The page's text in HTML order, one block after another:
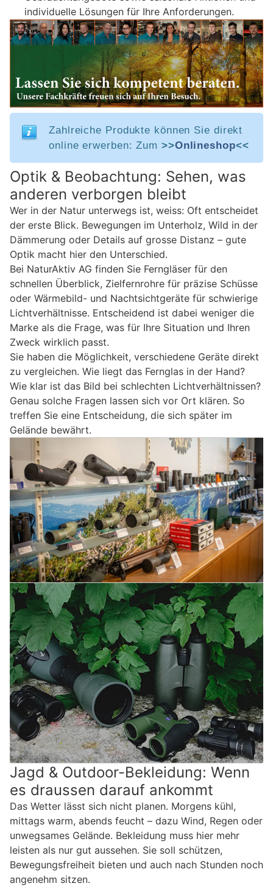
individuelle Lösungen für Ihre Anforderungen.
Zahlreiche Produkte können Sie direkt
online erwerben: Zum >>Onlineshop<<
Optik & Beobachtung: Sehen, was
anderen verborgen bleibt
Wer in der Natur unterwegs ist, weiss: Oft entscheidet
der erste Blick. Bewegungen im Unterholz, Wild in der
Dämmerung oder Details auf grosse Distanz – gute
Optik macht hier den Unterschied.
Bei NaturAktiv AG finden Sie Ferngläser für den
schnellen Überblick, Zielfernrohre für präzise Schüsse
oder Wärmebild- und Nachtsichtgeräte für schwierige
Lichtverhältnisse. Entscheidend ist dabei weniger die
Marke als die Frage, was für Ihre Situation und Ihren
Zweck wirklich passt.
Sie haben die Möglichkeit, verschiedene Geräte direkt
zu vergleichen. Wie liegt das Fernglas in der Hand?
Wie klar ist das Bild bei schlechten Lichtverhältnissen?
Genau solche Fragen lassen sich vor Ort klären. So
treffen Sie eine Entscheidung, die sich später im
Gelände bewährt.
Jagd & Outdoor-Bekleidung: Wenn
es draussen darauf ankommt
Das Wetter lässt sich nicht planen. Morgens kühl,
mittags warm, abends feucht – dazu Wind, Regen oder
unwegsames Gelände. Bekleidung muss hier mehr
leisten als nur gut aussehen. Sie soll schützen,
Bewegungsfreiheit bieten und auch nach Stunden noch
angenehm sitzen.